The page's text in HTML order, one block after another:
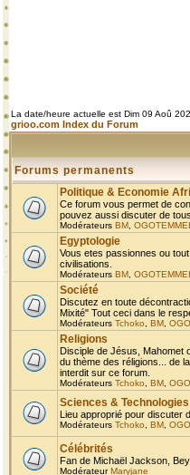
La date/heure actuelle est Dim 09 Aoû
grioo.com Index du Forum
Forums permanents
Politique & Economie
Ce forum vous permet de
pouvez aussi discuter de
Modérateurs BM
Egyptologie
Vous etes passionnes ou
civilisations.
Modérateurs BM
Société
Discutez en toute
Mixité" Tout ceci dans le
Modérateurs Tchoko BM
Religions
Disciple de Jésus, Mahomet
du thème des réligions... de
interdit sur ce forum.
Modérateurs Tchoko BM
Sciences & Technologies
Lieu approprié pour discuter
Modérateurs Tchoko BM
Célébrités
Fan de Michaël Jackson,
ModérateurMaryjane